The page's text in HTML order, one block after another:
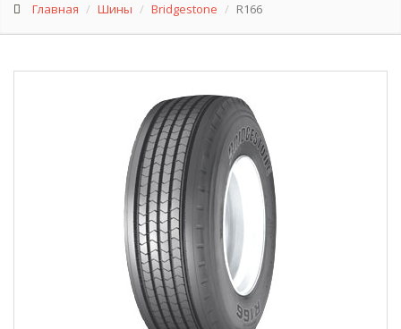
Главная Шины Bridgestone R166